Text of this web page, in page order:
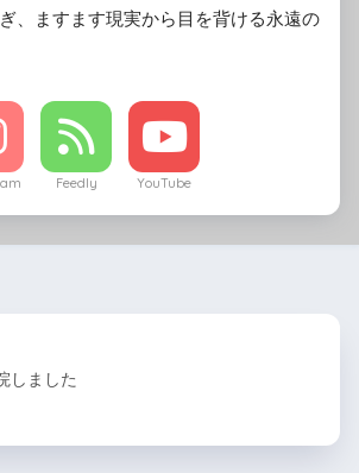
、ますます現実から目を背ける永遠の
Feedly YouTube
しました